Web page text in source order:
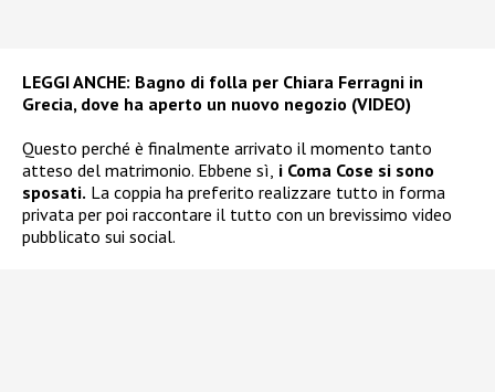
LEGGI ANCHE: Bagno di folla per Chiara Ferragni in
Grecia, dove ha aperto un nuovo negozio (VIDEO)
Questo perché è finalmente arrivato il momento tanto
atteso del matrimonio. Ebbene sì, i Coma Cose si sono
sposati. La coppia ha preferito realizzare tutto in forma
privata per poi raccontare il tutto con un brevissimo video
pubblicato sui social.